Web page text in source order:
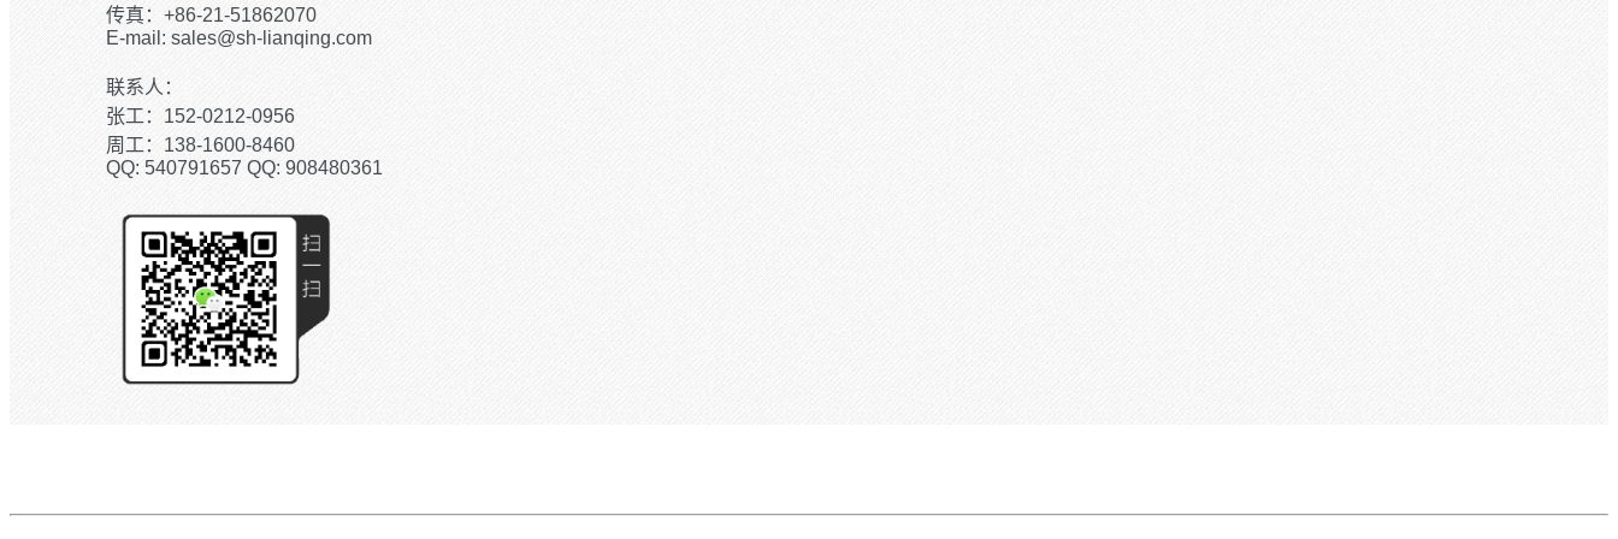
传真：+86-21-51862070
E-mail: sales@sh-lianqing.com
联系人：
张工：152-0212-0956
周工：138-1600-8460
QQ: 540791657 QQ: 908480361